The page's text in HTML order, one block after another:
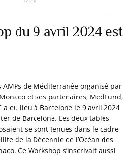
du 9 avril 2024 est
AMPs de Méditerranée organisé par
et ses partenaires, MedFund,
a eu lieu à Barcelone le 9 avril 2024
de Barcelone. Les deux tables
se sont tenues dans le cadre
de la Décennie de l’Océan des
Ce Workshop s’inscrivait aussi